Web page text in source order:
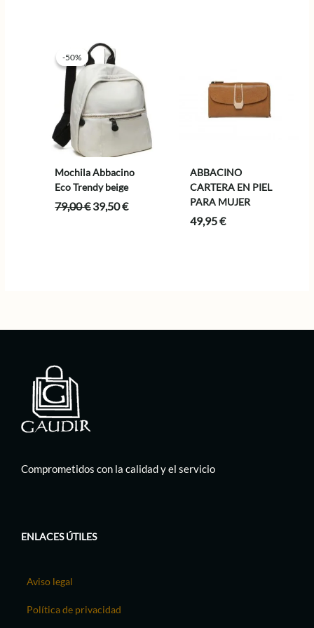
85,00 €.
-50%
-50%
Mochila Abbacino
Eco Trendy beige
79,00€El
39,50€El
ABBACINO
CARTERA EN PIEL
PARA MUJER
49,95€
Comprometidos con la calidad y el servicio
ENLACES ÚTILES
Aviso legal
Política de privacidad